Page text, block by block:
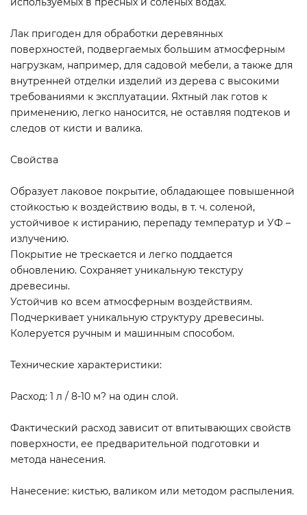
Лак пригоден для обработки деревянных
поверхностей, подвергаемых большим атмосферным
нагрузкам, например, для садовой мебели, а также для
внутренней отделки изделий из дерева с высокими
требованиями к эксплуатации. Яхтный лак готов к
применению, легко наносится, не оставляя подтеков и
следов от кисти и валика.
Свойства
Образует лаковое покрытие, обладающее повышенной
стойкостью к воздействию воды, в т. ч. соленой,
устойчивое к истиранию, перепаду температур и УФ –
излучению.
Покрытие не трескается и легко поддается
обновлению. Сохраняет уникальную текстуру
древесины.
Устойчив ко всем атмосферным воздействиям.
Подчеркивает уникальную структуру древесины.
Колеруется ручным и машинным способом.
Технические характеристики:
Расход: 1 л / 8-10 м? на один слой.
Фактический расход зависит от впитывающих свойств
поверхности, ее предварительной подготовки и
метода нанесения.
Нанесение: кистью, валиком или методом распыления.